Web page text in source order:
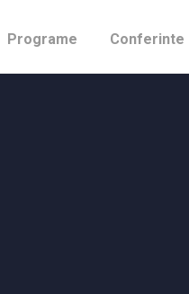
Programe Conferinte